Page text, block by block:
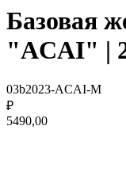
Базовая
"ACAI" |
03b2023-ACAI-M
₽
5490,00